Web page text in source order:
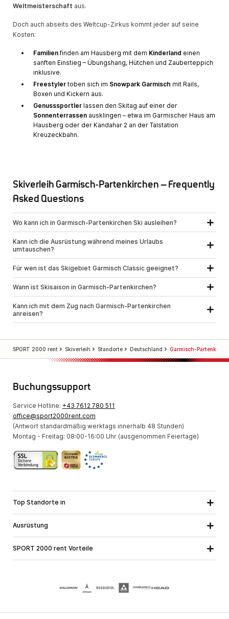
Weltmeisterschaft aus.
Doch auch abseits des Weltcup-Zirkus kommt jeder auf seine
Kosten:
Familien finden am Hausberg mit dem Kinderland einen
sanften Einstieg – Übungshang, Hütchen und Zauberteppich
inklusive.
Freestyler toben sich im Snowpark Garmisch mit Rails,
Boxen und Kickern aus.
Genusssportler lassen den Skitag auf einer der
Sonnenterrassen ausklingen – etwa im Garmischer Haus am
Hausberg oder der Kandahar 2 an der Talstation
Kreuzeckbahn.
Skiverleih Garmisch-Partenkirchen – Frequently
Asked Questions
Wo kann ich in Garmisch-Partenkirchen Ski ausleihen?
Kann ich die Ausrüstung während meines Urlaubs
umtauschen?
Für wen ist das Skigebiet Garmisch Classic geeignet?
Wann ist Skisaison in Garmisch-Partenkirchen?
Kann ich mit dem Zug nach Garmisch-Partenkirchen
anreisen?
SPORT 2000 rent Skiverleih Standorte Deutschland Garmisch-
Buchungssupport
Service Hotline: +43 7612 780 511
office@sport2000rent.com
(Antwort standardmäßig werktags innerhalb 48 Stunden)
Montag - Freitag: 08:00-16:00 Uhr (ausgenommen Feiertage)
Top Standorte in
Steiermark
Vorarlberg
Ausrüstung
SPORT 2000 rent Vorteile